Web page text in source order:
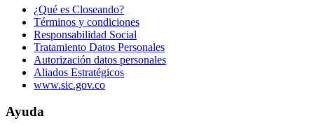
¿Qué es Closeando?
Términos y condiciones
Responsabilidad Social
Tratamiento Datos Personales
Autorización datos personales
Aliados Estratégicos
www.sic.gov.co
Ayuda